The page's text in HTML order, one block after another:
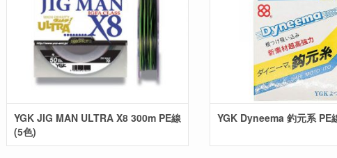
YGK JIG MAN ULTRA X8 300m PE線
(5色)
YGK Dyneema 釣元系 PE